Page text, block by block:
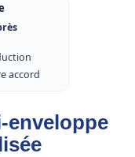
accord
enveloppe